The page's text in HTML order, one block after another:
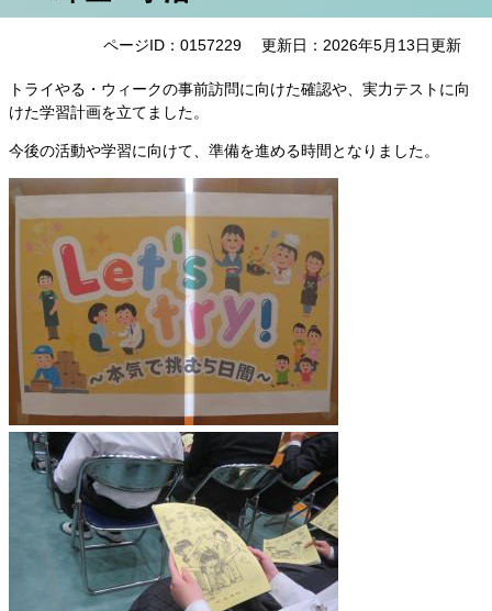
ページID：0157229 更新日：2026年5月13日更新
トライやる・ウィークの事前訪問に向けた確認や、実力テストに向
けた学習計画を立てました。
今後の活動や学習に向けて、準備を進める時間となりました。